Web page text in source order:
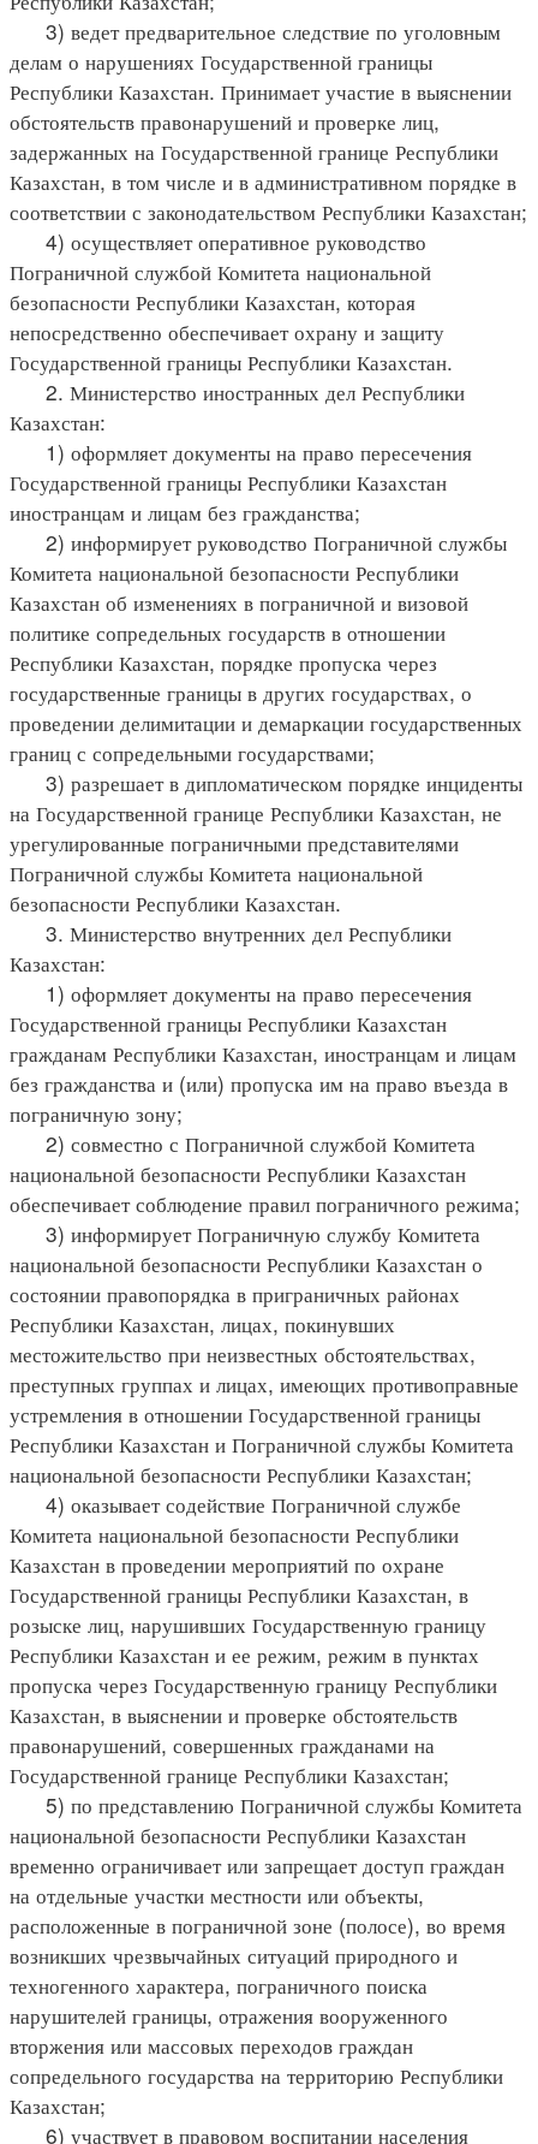
3) ведет предварительное следствие по уголовным
делам о нарушениях Государственной границы
Республики Казахстан. Принимает участие в выяснении
обстоятельств правонарушений и проверке лиц,
задержанных на Государственной границе Республики
Казахстан, в том числе и в административном порядке в
соответствии с законодательством Республики Казахстан;
4) осуществляет оперативное руководство
Пограничной службой Комитета национальной
безопасности Республики Казахстан, которая
непосредственно обеспечивает охрану и защиту
Государственной границы Республики Казахстан.
2. Министерство иностранных дел Республики
Казахстан:
1) оформляет документы на право пересечения
Государственной границы Республики Казахстан
иностранцам и лицам без гражданства;
2) информирует руководство Пограничной службы
Комитета национальной безопасности Республики
Казахстан об изменениях в пограничной и визовой
политике сопредельных государств в отношении
Республики Казахстан, порядке пропуска через
государственные границы в других государствах, о
проведении делимитации и демаркации государственных
границ с сопредельными государствами;
3) разрешает в дипломатическом порядке инциденты
на Государственной границе Республики Казахстан, не
урегулированные пограничными представителями
Пограничной службы Комитета национальной
безопасности Республики Казахстан.
3. Министерство внутренних дел Республики
Казахстан:
1) оформляет документы на право пересечения
Государственной границы Республики Казахстан
гражданам Республики Казахстан, иностранцам и лицам
без гражданства и (или) пропуска им на право въезда в
пограничную зону;
2) совместно с Пограничной службой Комитета
национальной безопасности Республики Казахстан
обеспечивает соблюдение правил пограничного режима;
3) информирует Пограничную службу Комитета
национальной безопасности Республики Казахстан о
состоянии правопорядка в приграничных районах
Республики Казахстан, лицах, покинувших
местожительство при неизвестных обстоятельствах,
преступных группах и лицах, имеющих противоправные
устремления в отношении Государственной границы
Республики Казахстан и Пограничной службы Комитета
национальной безопасности Республики Казахстан;
4) оказывает содействие Пограничной службе
Комитета национальной безопасности Республики
Казахстан в проведении мероприятий по охране
Государственной границы Республики Казахстан, в
розыске лиц, нарушивших Государственную границу
Республики Казахстан и ее режим, режим в пунктах
пропуска через Государственную границу Республики
Казахстан, в выяснении и проверке обстоятельств
правонарушений, совершенных гражданами на
Государственной границе Республики Казахстан;
5) по представлению Пограничной службы Комитета
национальной безопасности Республики Казахстан
временно ограничивает или запрещает доступ граждан
на отдельные участки местности или объекты,
расположенные в пограничной зоне (полосе), во время
возникших чрезвычайных ситуаций природного и
техногенного характера, пограничного поиска
нарушителей границы, отражения вооруженного
вторжения или массовых переходов граждан
сопредельного государства на территорию Республики
Казахстан;
6) участвует в правовом воспитании населения